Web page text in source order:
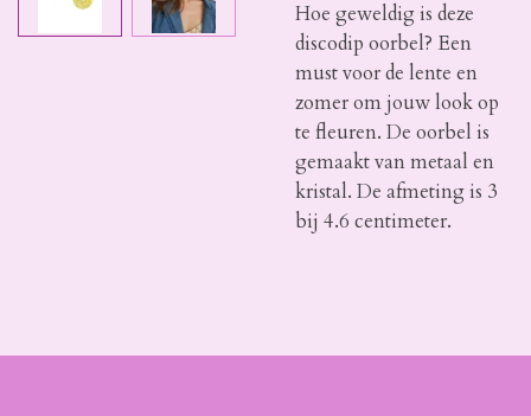
Hoe geweldig is deze
discodip oorbel? Een
must voor de lente en
zomer om jouw look op
te fleuren. De oorbel is
gemaakt van metaal en
kristal. De afmeting is 3
bij 4.6 centimeter.